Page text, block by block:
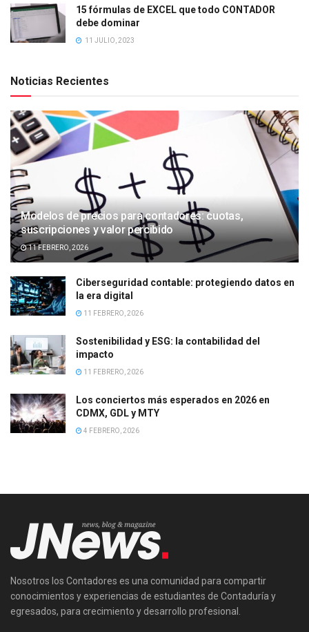
15 fórmulas de EXCEL que todo CONTADOR
debe dominar
11 JULIO, 2023
Noticias Recientes
Modelos de precios para contadores: cuotas,
suscripciones y valor percibido
11 FEBRERO, 2026
Ciberseguridad contable: protegiendo datos en
la era digital
11 FEBRERO, 2026
Sostenibilidad y ESG: la contabilidad del
impacto
11 FEBRERO, 2026
Los conciertos más esperados en 2026 en
CDMX, GDL y MTY
4 FEBRERO, 2026
Nosotros los Contadores es una comunidad para compartir
conocimientos y experiencias de estudiantes de Contaduría y
egresados, para crecimiento y desarrollo profesional.